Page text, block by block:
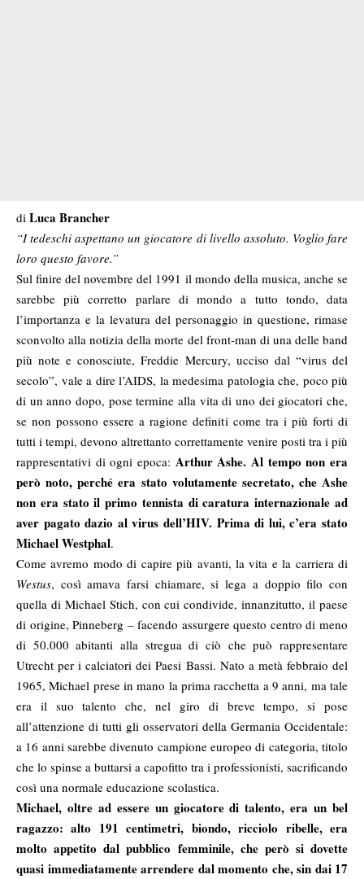
di Luca Brancher
“I tedeschi aspettano un giocatore di livello assoluto. Voglio fare
loro questo favore.”
Sul finire del novembre del 1991 il mondo della musica, anche se
sarebbe più corretto parlare di mondo a tutto tondo, data
l’importanza e la levatura del personaggio in questione, rimase
sconvolto alla notizia della morte del front-man di una delle band
più note e conosciute, Freddie Mercury, ucciso dal “virus del
secolo”, vale a dire l’AIDS, la medesima patologia che, poco più
di un anno dopo, pose termine alla vita di uno dei giocatori che,
se non possono essere a ragione definiti come tra i più forti di
tutti i tempi, devono altrettanto correttamente venire posti tra i più
rappresentativi di ogni epoca: Arthur Ashe. Al tempo non era
però noto, perché era stato volutamente secretato, che Ashe
non era stato il primo tennista di caratura internazionale ad
aver pagato dazio al virus dell’HIV. Prima di lui, c’era stato
Michael Westphal.
Come avremo modo di capire più avanti, la vita e la carriera di
Westus, così amava farsi chiamare, si lega a doppio filo con
quella di Michael Stich, con cui condivide, innanzitutto, il paese
di origine, Pinneberg – facendo assurgere questo centro di meno
di 50.000 abitanti alla stregua di ciò che può rappresentare
Utrecht per i calciatori dei Paesi Bassi. Nato a metà febbraio del
1965, Michael prese in mano la prima racchetta a 9 anni, ma tale
era il suo talento che, nel giro di breve tempo, si pose
all’attenzione di tutti gli osservatori della Germania Occidentale:
a 16 anni sarebbe divenuto campione europeo di categoria, titolo
che lo spinse a buttarsi a capofitto tra i professionisti, sacrificando
così una normale educazione scolastica.
Michael, oltre ad essere un giocatore di talento, era un bel
ragazzo: alto 191 centimetri, biondo, ricciolo ribelle, era
molto appetito dal pubblico femminile, che però si dovette
quasi immediatamente arrendere dal momento che, sin dai 17